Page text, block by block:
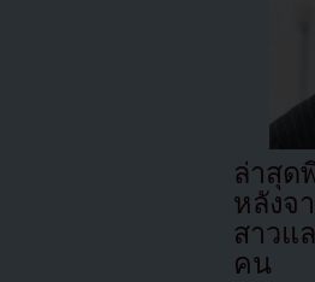
ล่าสุด
หลังจ
สาวแ
คน